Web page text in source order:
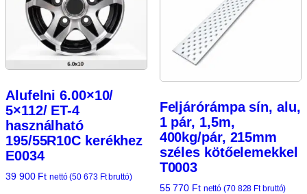
Alufelni 6.00×10/
5×112/ ET-4
használható
195/55R10C kerékhez
E0034
39 900 Ft nettó (50 673 Ftbruttó)
Feljárórámpa sín, alu,
1 pár, 1,5m,
400kg/pár, 215mm
széles kötőelemekkel
T0003
55 770 Ft nettó (70 828 Ftbruttó)